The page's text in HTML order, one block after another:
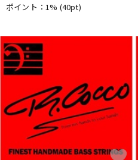
ポイント：1% (40pt)